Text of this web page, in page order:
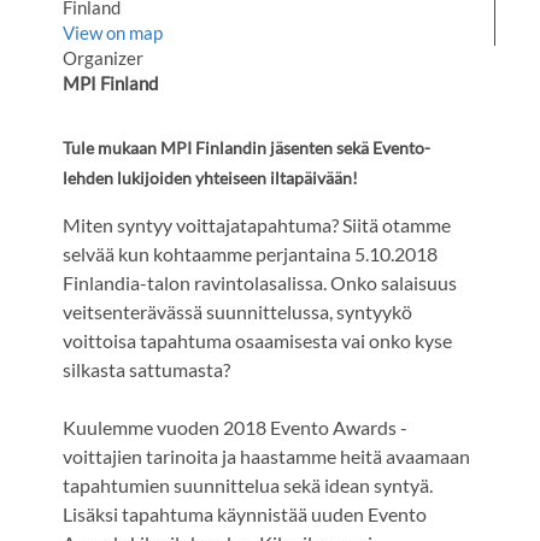
Finland
View on map
Organizer
MPI Finland
Tule mukaan MPI Finlandin jäsenten sekä Evento-
lehden lukijoiden yhteiseen iltapäivään!
Miten syntyy voittajatapahtuma? Siitä otamme
selvää kun kohtaamme perjantaina 5.10.2018
Finlandia-talon ravintolasalissa. Onko salaisuus
veitsenterävässä suunnittelussa, syntyykö
voittoisa tapahtuma osaamisesta vai onko kyse
silkasta sattumasta?
Kuulemme vuoden 2018 Evento Awards -
voittajien tarinoita ja haastamme heitä avaamaan
tapahtumien suunnittelua sekä idean syntyä.
Lisäksi tapahtuma käynnistää uuden Evento